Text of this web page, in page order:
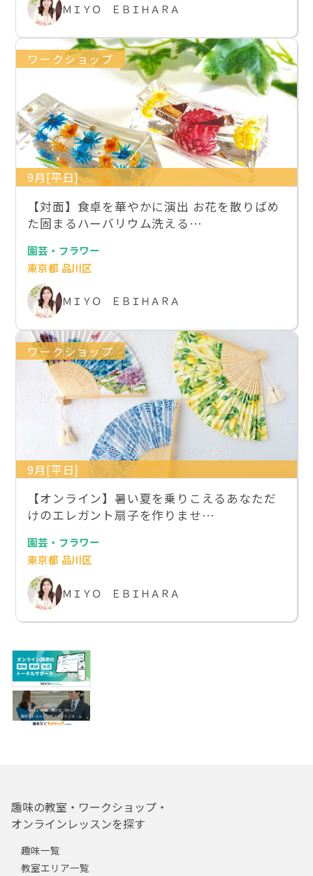
ＭＩＹＯ ＥＢＩＨＡＲＡ
ワークショップ
9月[平日]
【対面】食卓を華やかに演出 お花を散りばめ
た固まるハーバリウム洗える…
園芸・フラワー
東京都 品川区
ＭＩＹＯ ＥＢＩＨＡＲＡ
ワークショップ
9月[平日]
【オンライン】暑い夏を乗りこえるあなただ
けのエレガント扇子を作りませ…
園芸・フラワー
東京都 品川区
ＭＩＹＯ ＥＢＩＨＡＲＡ
趣味の教室・ワークショップ・
オンラインレッスンを探す
趣味一覧
教室エリア一覧